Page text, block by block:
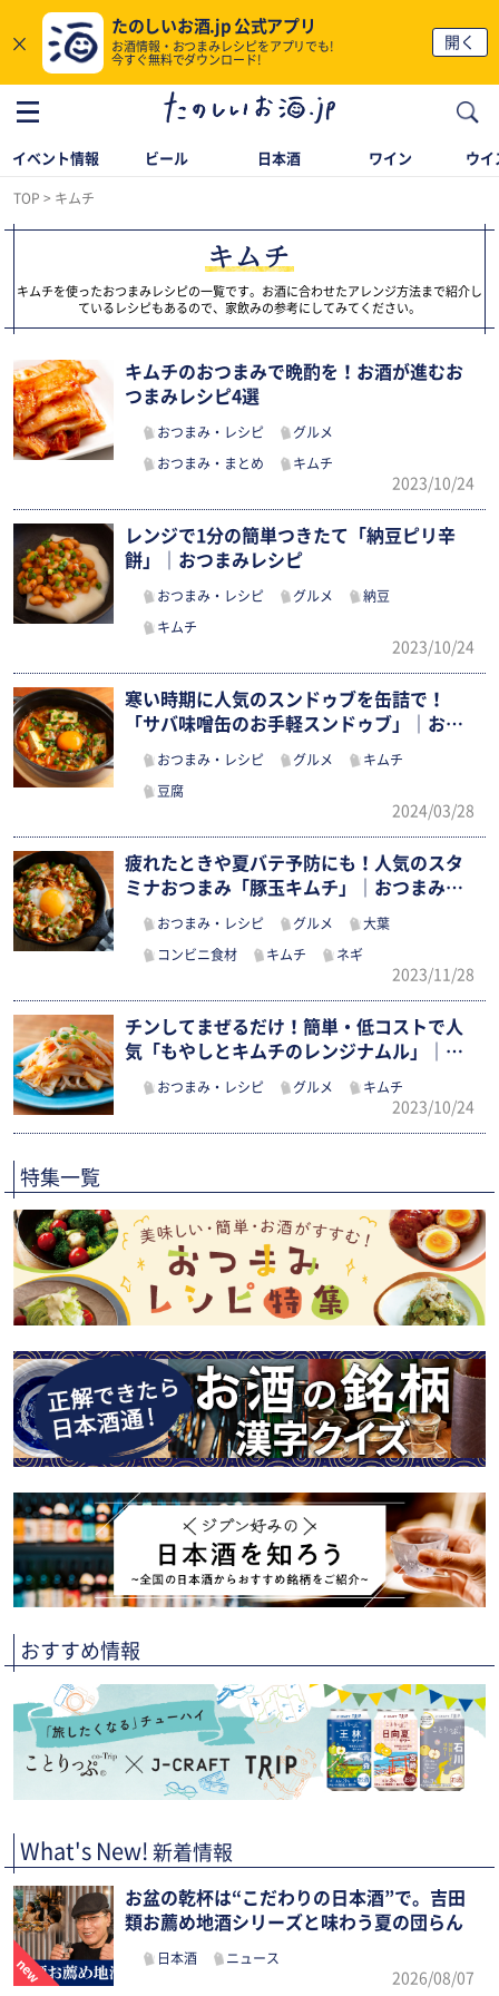
×
たのしいお酒.jp 公式アプリ
お酒情報・おつまみレシピをアプリでも!
今すぐ無料でダウンロード!
開く
イベント情報 ビール 日本酒 ワイン ウイ
TOP キムチ
キムチ
キムチを使ったおつまみレシピの一覧です。お酒に合わせたアレンジ方法まで紹介し
ているレシピもあるので、家飲みの参考にしてみてください。
キムチのおつまみで晩酌を！お酒が進むお
つまみレシピ4選
おつまみ・レシピ グルメ
おつまみ・まとめ キムチ
2023/10/24
レンジで1分の簡単つきたて「納豆ピリ辛
餅」｜おつまみレシピ
おつまみ・レシピ グルメ 納豆
キムチ
2023/10/24
寒い時期に人気のスンドゥブを缶詰で！
「サバ味噌缶のお手軽スンドゥブ」｜おつ
おつまみ・レシピ グルメ キムチ
豆腐
2024/03/28
疲れたときや夏バテ予防にも！人気のスタ
ミナおつまみ「豚玉キムチ」｜おつまみレ
おつまみ・レシピ グルメ 大葉
コンビニ食材 キムチ ネギ
2023/11/28
チンしてまぜるだけ！簡単・低コストで人
気「もやしとキムチのレンジナムル」｜お
おつまみ・レシピ グルメ キムチ
2023/10/24
特集一覧
おすすめ情報
What's New! 新着情報
お盆の乾杯は“こだわりの日本酒”で。吉田
類お薦め地酒シリーズと味わう夏の団らん
日本酒 ニュース
2026/08/07